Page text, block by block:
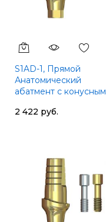
S1AD-1, Прямой
Анатомический
абатмент с конусным
1mm, SGS
2 422 руб.